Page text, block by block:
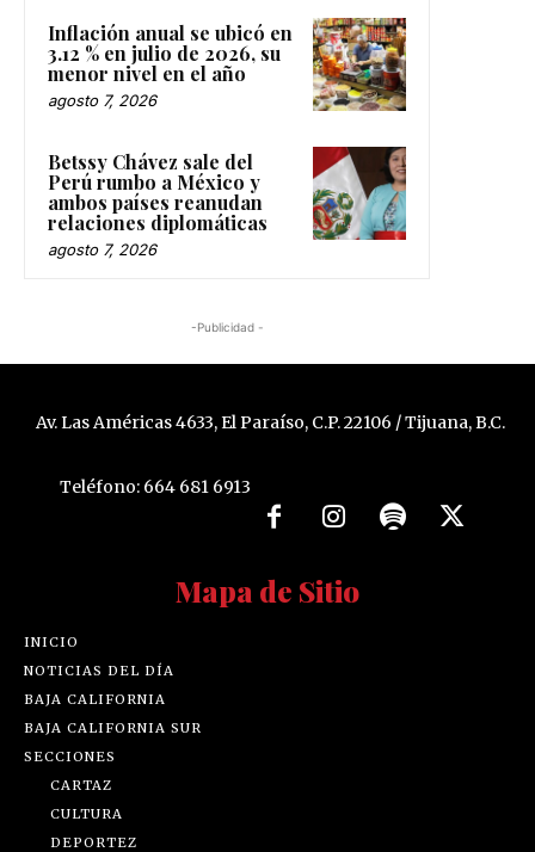
Inflación anual se ubicó en
3.12 % en julio de 2026, su
menor nivel en el año
agosto 7, 2026
Betssy Chávez sale del
Perú rumbo a México y
ambos países reanudan
relaciones diplomáticas
agosto 7, 2026
-Publicidad -
Av. Las Américas 4633, El Paraíso, C.P. 22106 / Tijuana, B.C.
Teléfono: 664 681 6913
Mapa de Sitio
INICIO
NOTICIAS DEL DÍA
BAJA CALIFORNIA
BAJA CALIFORNIA SUR
SECCIONES
CARTAZ
CULTURA
DEPORTEZ